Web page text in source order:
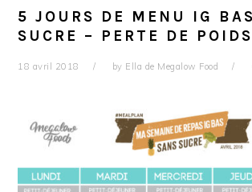
5 JOURS DE MENU IG
SUCRE – PERTE DE POIDS
18 avril 2018 by Ella de Megalow Food